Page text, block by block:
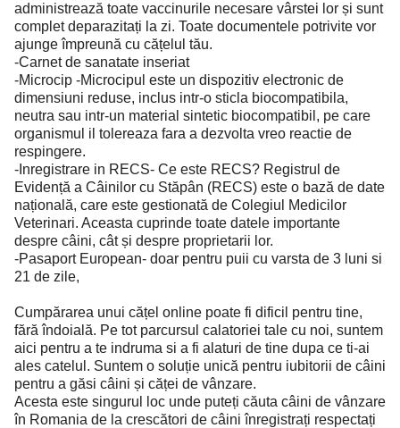
administrează toate vaccinurile necesare vârstei lor și sunt
complet deparazitați la zi. Toate documentele potrivite vor
ajunge împreună cu cățelul tău.
-Carnet de sanatate inseriat
-Microcip -Microcipul este un dispozitiv electronic de
dimensiuni reduse, inclus intr-o sticla biocompatibila,
neutra sau intr-un material sintetic biocompatibil, pe care
organismul il tolereaza fara a dezvolta vreo reactie de
respingere.
-Inregistrare in RECS- Ce este RECS? Registrul de
Evidență a Câinilor cu Stăpân (RECS) este o bază de date
națională, care este gestionată de Colegiul Medicilor
Veterinari. Aceasta cuprinde toate datele importante
despre câini, cât și despre proprietarii lor.
-Pasaport European- doar pentru puii cu varsta de 3 luni si
21 de zile,
Cumpărarea unui cățel online poate fi dificil pentru tine,
fără îndoială. Pe tot parcursul calatoriei tale cu noi, suntem
aici pentru a te indruma si a fi alaturi de tine dupa ce ti-ai
ales catelul. Suntem o soluție unică pentru iubitorii de câini
pentru a găsi câini și căței de vânzare.
Acesta este singurul loc unde puteți căuta câini de vânzare
în Romania de la crescători de câini înregistrați respectați